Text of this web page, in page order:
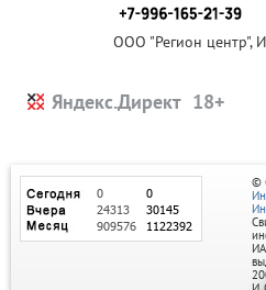
ООО "Регион центр",
Яндекс.Директ
©